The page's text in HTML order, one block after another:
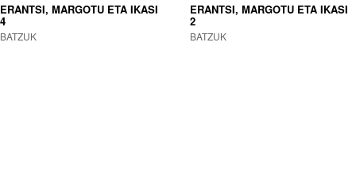
ERANTSI, MARGOTU ETA IKASI
4
BATZUK
ERANTSI, MARGOTU ETA IKASI
2
BATZUK